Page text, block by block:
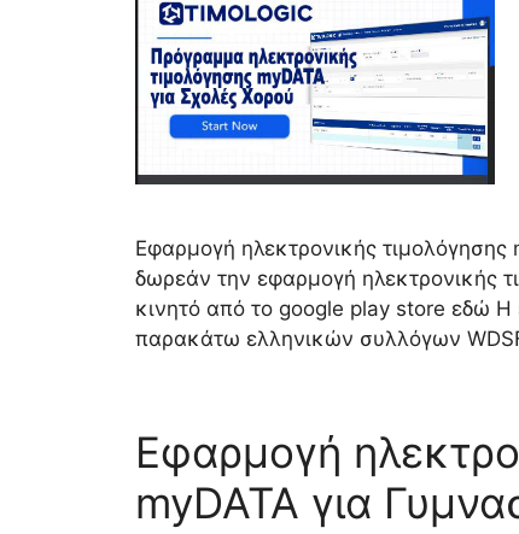
Εφαρμογή ηλεκτρονικής
δωρεάν την εφαρμογή ηλεκτρονικής
κινητό από το google play store εδώ
παρακάτω ελληνικών συλλόγων
Εφαρμογή
myDATA για